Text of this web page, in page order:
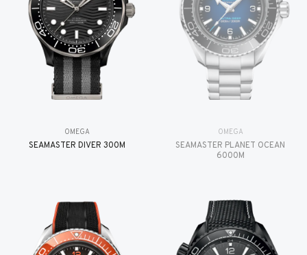
OMEGA
SEAMASTER DIVER 300M
OMEGA
SEAMASTER PLANET OCEAN
6000M